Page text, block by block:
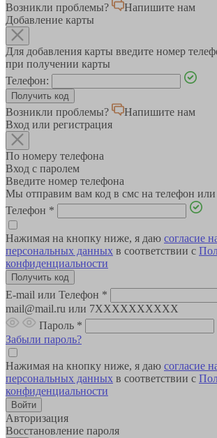
Возникли проблемы?
Напишите нам
Добавление карты
Для добавления карты введите номер
при получении карты
Телефон:
Возникли проблемы?
Напишите нам
Вход или регистрация
По номеру телефона
Вход с паролем
Введите номер телефона
Мы отправим вам код в смс на телефон
Телефон *
Нажимая на кнопку ниже, я даю согласие
персональных данных в соответствии с
конфиденциальности
E-mail или Телефон *
mail@mail.ru или 7XXXXXXXXXX
Пароль *
Забыли пароль?
Нажимая на кнопку ниже, я даю согласие
персональных данных в соответствии с
конфиденциальности
Авторизация
Восстановление пароля